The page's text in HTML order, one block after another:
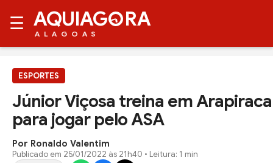
☰ AQUIAG RA
ALAGOAS
ESPORTES
Júnior Viçosa treina em
para jogar pelo ASA
Por Ronaldo Valentim
Publicado em 25/01/2022 às 21h40 • Leitura: 1 min